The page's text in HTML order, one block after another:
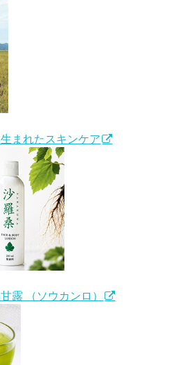
まれたスキンケア
露 （ソウカンロ）